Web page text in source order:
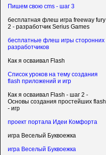
Пишем свою cms - шаг 3
бесплатная флеш игра freeway fury
2 - разработчик Serius Games
бесплатные флеш игры сторонних
разработчиков
Как я осваивал Flash
Список уроков на тему создания
flash приложений и игр
Как я осваивал Flash - шаг 2 -
Основы создания простейших flash
- игр
проект портала Идеи Комфорта
игра Веселый Буквоежка
игра Веселый Буквоежка